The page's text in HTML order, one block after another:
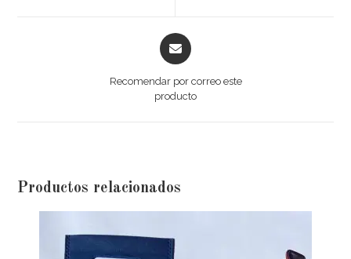
Recomendar por correo este
producto
Productos relacionados